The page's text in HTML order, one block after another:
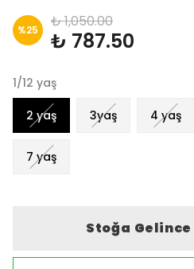
%25 ₺ 1,050.00
₺ 787.50
1/12 yaş
2 yaş 3yaş 4 yaş
7 yaş
Stoğa